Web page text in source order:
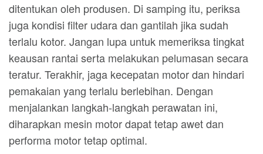
ditentukan oleh produsen. Di samping itu, periksa
juga kondisi filter udara dan gantilah jika sudah
terlalu kotor. Jangan lupa untuk memeriksa tingkat
keausan rantai serta melakukan pelumasan secara
teratur. Terakhir, jaga kecepatan motor dan hindari
pemakaian yang terlalu berlebihan. Dengan
menjalankan langkah-langkah perawatan ini,
diharapkan mesin motor dapat tetap awet dan
performa motor tetap optimal.